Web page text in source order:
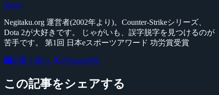
Yossy
Negitaku.org 運営者(2002年より)。Counter-Strikeシリーズ、
Dota 2が大好きです。 じゃがいも、誤字脱字を見つけるのが
苦手です。 第1回 日本eスポーツアワード 功労賞受賞
記事一覧へ @YossyFPS
この記事をシェアする